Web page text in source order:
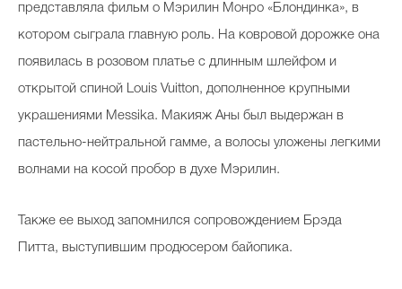
представляла фильм о Мэрилин Монро «Блондинка», в
котором сыграла главную роль. На ковровой дорожке она
появилась в розовом платье с длинным шлейфом и
открытой спиной Louis Vuitton, дополненное крупными
украшениями Messika. Макияж Аны был выдержан в
пастельно-нейтральной гамме, а волосы уложены легкими
волнами на косой пробор в духе Мэрилин.
Также ее выход запомнился сопровождением Брэда
Питта, выступившим продюсером байопика.